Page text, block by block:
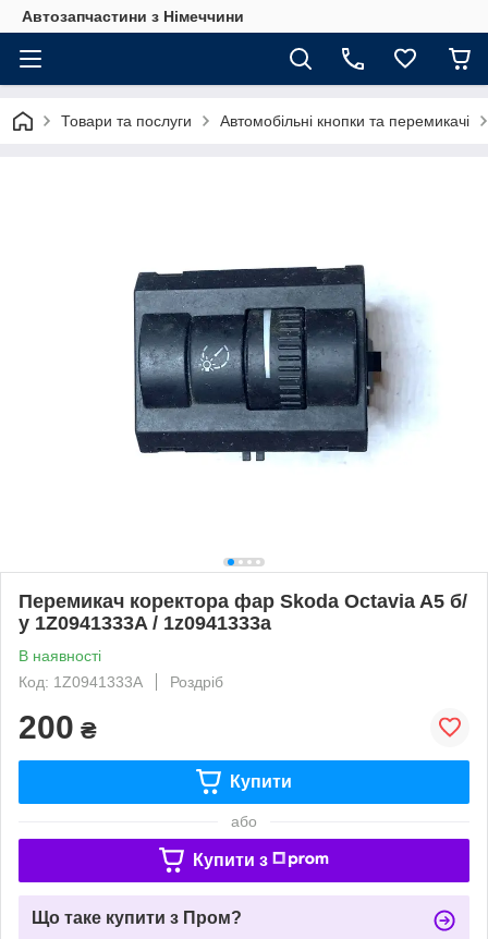
Автозапчастини з Німеччини
Товари та послуги Автомобільні кнопки та перемикачі
Перемикач коректора фар Skoda Octavia A5 б/
у 1Z0941333A / 1z0941333a
В наявності
Код: 1Z0941333A
Роздріб
200 ₴
Купити
або
Купити з
Що таке купити з Пром?